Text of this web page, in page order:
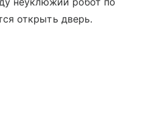
открыть дверь.